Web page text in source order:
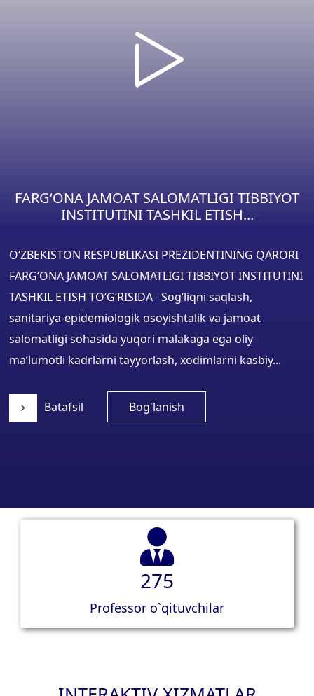
FARG‘ONA JAMOAT SALOMATLIGI TIBBIYOT
INSTITUTINI TASHKIL ETISH...
O‘ZBEKISTON RESPUBLIKASI PREZIDENTINING QARORI
FARG‘ONA JAMOAT SALOMATLIGI TIBBIYOT INSTITUTINI
TASHKIL ETISH TO‘G‘RISIDA Sog‘liqni saqlash,
sanitariya-epidemiologik osoyishtalik va jamoat
salomatligi sohasida yuqori malakaga ega oliy
ma’lumotli kadrlarni tayyorlash, xodimlarni kasbiy...
Batafsil Bog'lanish
275
Professor o`qituvchilar